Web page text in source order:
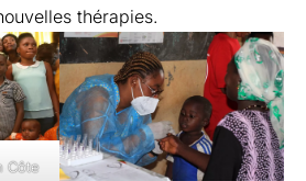
thérapies.
Côte